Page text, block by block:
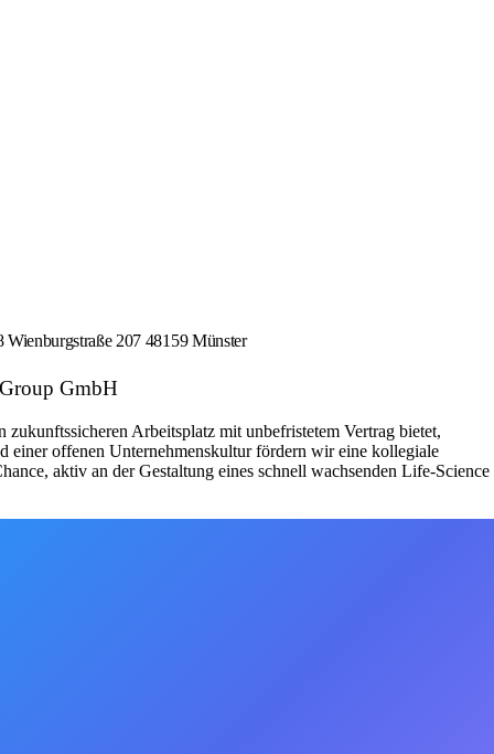
207 48159 Münster
GmbH
Arbeitsplatz mit unbefristetem Vertrag bietet,
offenen Unternehmenskultur fördern wir eine kollegiale
aktiv an der Gestaltung eines schnell wachsenden Life-Science